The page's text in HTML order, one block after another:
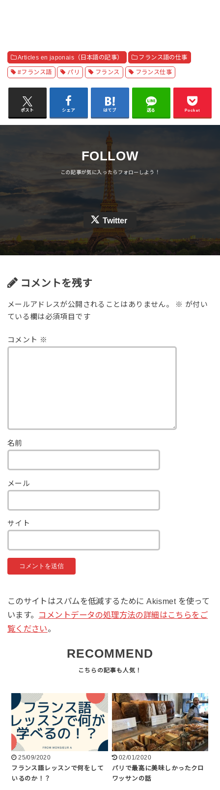
Articles en japonais（日本語の記事） フランス語の仕事
#フランス語 パリ フランス フランス仕事
ポスト シェア はてブ 送る Pocket
FOLLOW
Twitter
コメントを残す
メールアドレスが公開されることはありません。 ※ が付い
ている欄は必須項目です
コメント ※
名前
メール
サイト
このサイトはスパムを低減するために Akismet を使って
います。 コメントデータの処理方法の詳細はこちらをご
覧ください。
RECOMMEND
25/09/2020
フランス語レッスンで何をして
いるのか！？
02/01/2020
パリで最高に美味しかったクロ
ワッサンの話